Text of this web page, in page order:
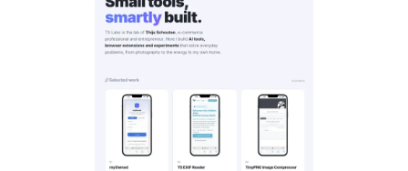
TS Labs
E-commerce